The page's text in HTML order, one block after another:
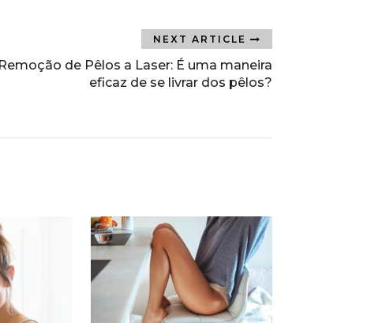
NEXT ARTICLE
Remoção de Pêlos a Laser: É uma maneira
eficaz de se livrar dos pêlos?